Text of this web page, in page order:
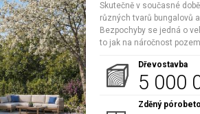
Skutečně v současné
různých tvarů bungalovů
Bezpochyby se jedná o
to jak na náročnost
Dřevostavba
5 000
Zděný